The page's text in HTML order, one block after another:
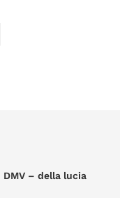
DMV – della lucia